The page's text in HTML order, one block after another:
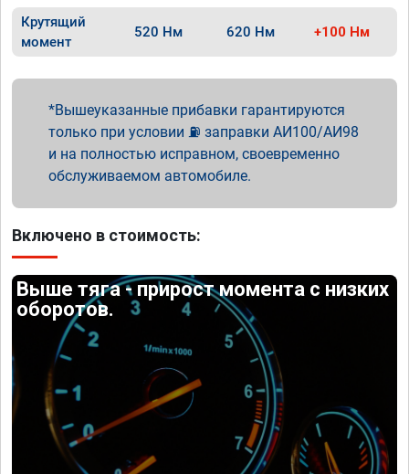
Крутящий
момент
520 Нм 620 Нм +100 Нм
Вышеуказанные прибавки гарантируются
только при условии ⛽ заправки АИ100/АИ98
и на полностью исправном, своевременно
обслуживаемом автомобиле.
Включено в стоимость:
Выше тяга - прирост момента с низких
оборотов.